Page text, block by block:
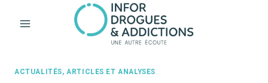
ACTUALITÉS, ARTICLES ET ANALYSES